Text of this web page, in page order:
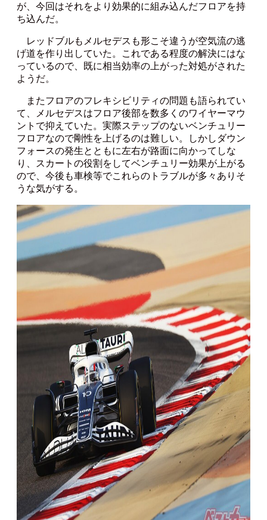
が、今回はそれをより効果的に組み込んだフロアを持
ち込んだ。
レッドブルもメルセデスも形こそ違うが空気流の逃
げ道を作り出していた。これである程度の解決にはな
っているので、既に相当効率の上がった対処がされた
ようだ。
またフロアのフレキシビリティの問題も語られてい
て、メルセデスはフロア後部を数多くのワイヤーマウ
ントで抑えていた。実際ステップのないベンチュリー
フロアなので剛性を上げるのは難しい。しかしダウン
フォースの発生とともに左右が路面に向かってしな
り、スカートの役割をしてベンチュリー効果が上がる
ので、今後も車検等でこれらのトラブルが多々ありそ
うな気がする。